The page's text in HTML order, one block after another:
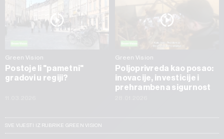
Green Vision
Postoje li "pametni"
gradovi u regiji?
Green Vision
Poljoprivreda kao posao:
inovacije, investicije i
prehrambena sigurnost
SVE VIJESTI IZ RUBRIKE GREEN VISION